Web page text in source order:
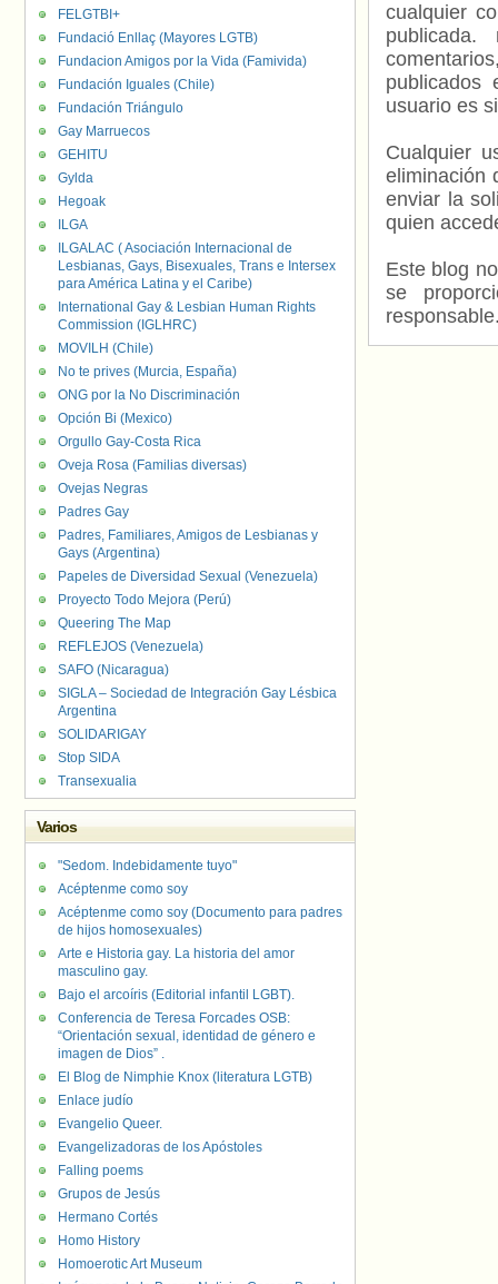
cualquier
usuario es
Cualquier
eliminación
enviar la
quien
Este blog
se
FELGTBI+
Fundació Enllaç (Mayores LGTB)
Fundacion Amigos por la Vida (Famivida)
Fundación Iguales (Chile)
Fundación Triángulo
Gay Marruecos
GEHITU
Gylda
Hegoak
ILGA
ILGALAC ( Asociación Internacional de
Lesbianas, Gays, Bisexuales, Trans e Intersex
para América Latina y el Caribe)
International Gay & Lesbian Human Rights
Commission (IGLHRC)
MOVILH (Chile)
No te prives (Murcia, España)
ONG por la No Discriminación
Opción Bi (Mexico)
Orgullo Gay-Costa Rica
Oveja Rosa (Familias diversas)
Ovejas Negras
Padres Gay
Padres, Familiares, Amigos de Lesbianas y
Gays (Argentina)
Papeles de Diversidad Sexual (Venezuela)
Proyecto Todo Mejora (Perú)
Queering The Map
REFLEJOS (Venezuela)
SAFO (Nicaragua)
SIGLA – Sociedad de Integración Gay Lésbica
Argentina
SOLIDARIGAY
Stop SIDA
Transexualia
Varios
"Sedom. Indebidamente tuyo"
Acéptenme como soy
Acéptenme como soy (Documento para padres
de hijos homosexuales)
Arte e Historia gay. La historia del amor
masculino gay.
Bajo el arcoíris (Editorial infantil LGBT).
Conferencia de Teresa Forcades OSB:
“Orientación sexual, identidad de género e
imagen de Dios” .
El Blog de Nimphie Knox (literatura LGTB)
Enlace judío
Evangelio Queer.
Evangelizadoras de los Apóstoles
Falling poems
Grupos de Jesús
Hermano Cortés
Homo History
Homoerotic Art Museum